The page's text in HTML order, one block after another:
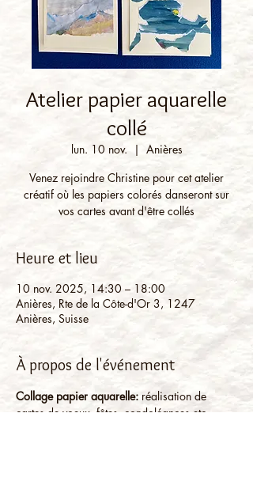
Atelier papier aquarelle
collé
lun. 10 nov.
  |
Anières
Venez rejoindre Christine pour cet atelier
créatif où les papiers colorés danseront sur
Heure et lieu
10 nov. 2025, 14:30 – 18:00
Anières, Rte de la Côte-d'Or 3, 1247
Anières, Suisse
À propos de l'événement
Collage papier aquarelle: réalisation de
cartes de voeux, fêtes, condoléances etc.